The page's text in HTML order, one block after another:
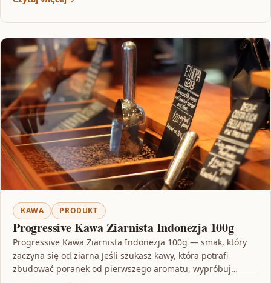
KAWA PRODUKT
Progressive Kawa Ziarnista Indonezja 100g
Progressive Kawa Ziarnista Indonezja 100g — smak, który
zaczyna się od ziarna Jeśli szukasz kawy, która potrafi
zbudować poranek od pierwszego aromatu, wypróbuj